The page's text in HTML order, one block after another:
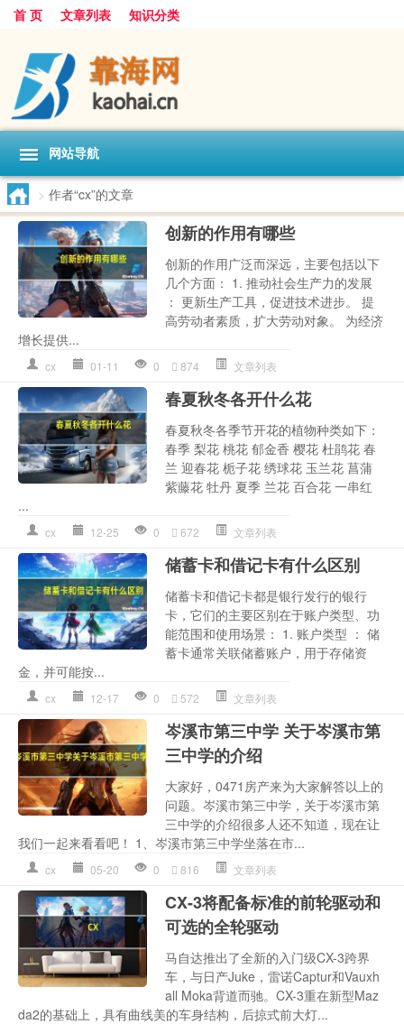
首 页 文章列表 知识分类
网站导航
> 作者“cx”的文章
创新的作用有哪些
创新的作用广泛而深远，主要包括以下
几个方面： 1. 推动社会生产力的发展
： 更新生产工具，促进技术进步。 提
高劳动者素质，扩大劳动对象。 为经济
增长提供...
cx 01-11 0 874 文章列表
春夏秋冬各开什么花
春夏秋冬各季节开花的植物种类如下：
春季 梨花 桃花 郁金香 樱花 杜鹃花 春
兰 迎春花 栀子花 绣球花 玉兰花 菖蒲
紫藤花 牡丹 夏季 兰花 百合花 一串红
...
cx 12-25 0 672 文章列表
储蓄卡和借记卡有什么区别
储蓄卡和借记卡都是银行发行的银行
卡，它们的主要区别在于账户类型、功
能范围和使用场景： 1. 账户类型 ： 储
蓄卡通常关联储蓄账户，用于存储资
金，并可能按...
cx 12-17 0 572 文章列表
岑溪市第三中学 关于岑溪市第
三中学的介绍
大家好，0471房产来为大家解答以上的
问题。岑溪市第三中学，关于岑溪市第
三中学的介绍很多人还不知道，现在让
我们一起来看看吧！ 1、岑溪市第三中学坐落在市...
cx 05-20 0 816 文章列表
CX-3将配备标准的前轮驱动和
可选的全轮驱动
马自达推出了全新的入门级CX-3跨界
车，与日产Juke，雷诺Captur和Vauxh
all Moka背道而驰。CX-3重在新型Maz
da2的基础上，具有曲线美的车身结构，后掠式前大灯...